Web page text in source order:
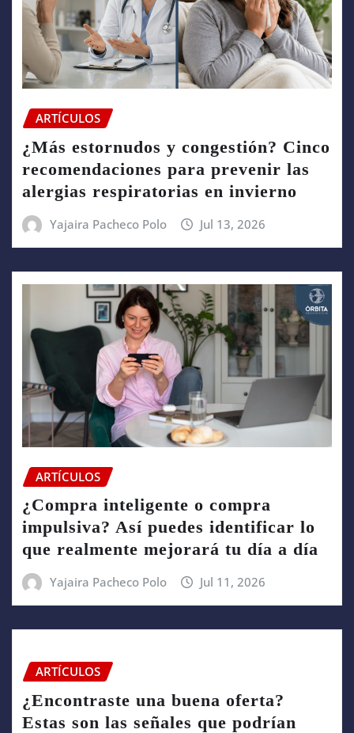
ARTÍCULOS
¿Más estornudos y congestión? Cinco
recomendaciones para prevenir las
alergias respiratorias en invierno
Yajaira Pacheco Polo Jul 13, 2026
ARTÍCULOS
¿Compra inteligente o compra
impulsiva? Así puedes identificar lo
que realmente mejorará tu día a día
Yajaira Pacheco Polo Jul 11, 2026
ARTÍCULOS
¿Encontraste una buena oferta?
Estas son las señales que podrían